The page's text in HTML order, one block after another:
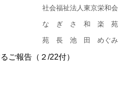
社会福祉法人東京栄和会
な ぎ さ 和 楽 苑
苑 長 池 田 めぐみ
ご報告（２ /22付）